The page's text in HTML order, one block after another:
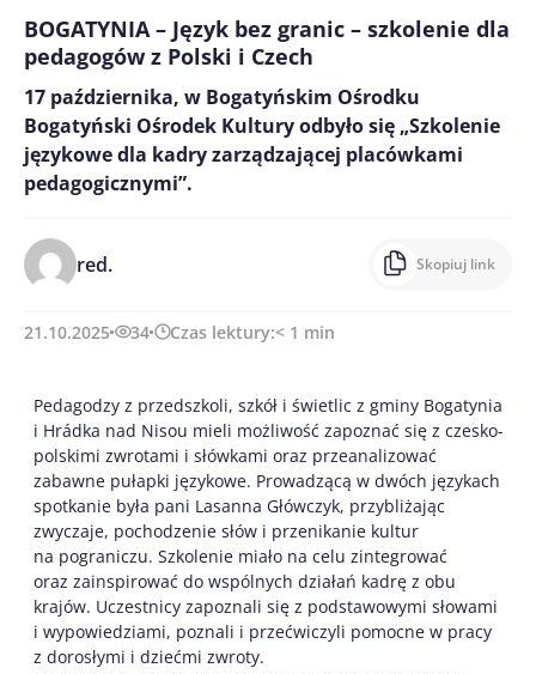
BOGATYNIA – Język bez granic – szkolenie dla
pedagogów z Polski i Czech
17 października, w Bogatyńskim Ośrodku
Bogatyński Ośrodek Kultury odbyło się „Szkolenie
językowe dla kadry zarządzającej placówkami
pedagogicznymi”.
red. Skopiuj link
21.10.2025 34 Czas lektury:< 1 min
Pedagodzy z przedszkoli, szkół i świetlic z gminy Bogatynia
i Hrádka nad Nisou mieli możliwość zapoznać się z czesko-
polskimi zwrotami i słówkami oraz przeanalizować
zabawne pułapki językowe. Prowadzącą w dwóch językach
spotkanie była pani Lasanna Główczyk, przybliżając
zwyczaje, pochodzenie słów i przenikanie kultur
na pograniczu. Szkolenie miało na celu zintegrować
oraz zainspirować do wspólnych działań kadrę z obu
krajów. Uczestnicy zapoznali się z podstawowymi słowami
i wypowiedziami, poznali i przećwiczyli pomocne w pracy
z dorosłymi i dziećmi zwroty.